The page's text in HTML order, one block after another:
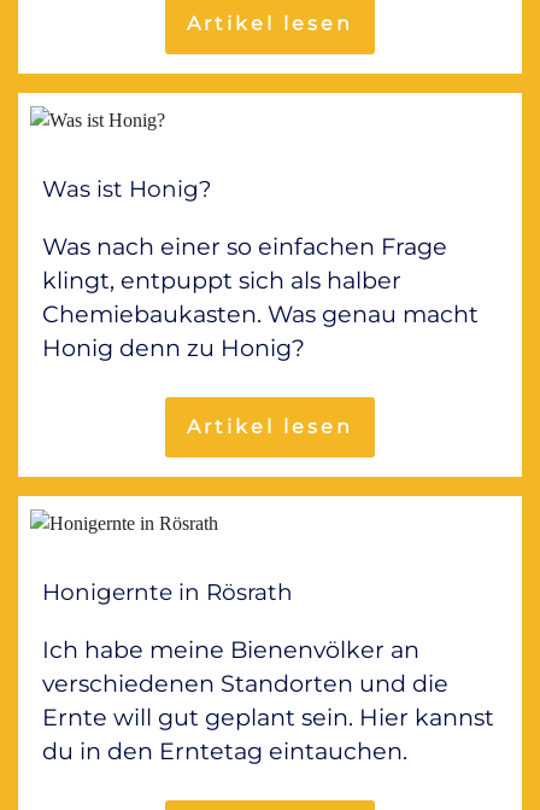
Artikel lesen
Was ist Honig?
Was nach einer so einfachen Frage
klingt, entpuppt sich als halber
Chemiebaukasten. Was genau macht
Honig denn zu Honig?
Artikel lesen
Honigernte in Rösrath
Ich habe meine Bienenvölker an
verschiedenen Standorten und die
Ernte will gut geplant sein. Hier kannst
du in den Erntetag eintauchen.